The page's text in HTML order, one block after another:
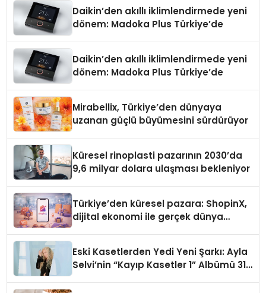
Daikin’den akıllı iklimlendirmede yeni
dönem: Madoka Plus Türkiye’de
Daikin’den akıllı iklimlendirmede yeni
dönem: Madoka Plus Türkiye’de
Mirabellix, Türkiye’den dünyaya
uzanan güçlü büyümesini sürdürüyor
Küresel rinoplasti pazarının 2030’da
9,6 milyar dolara ulaşması bekleniyor
Türkiye’den küresel pazara: ShopinX,
dijital ekonomi ile gerçek dünya
Eski Kasetlerden Yedi Yeni Şarkı: Ayla
Selvi’nin “Kayıp Kasetler 1” Albümü 31